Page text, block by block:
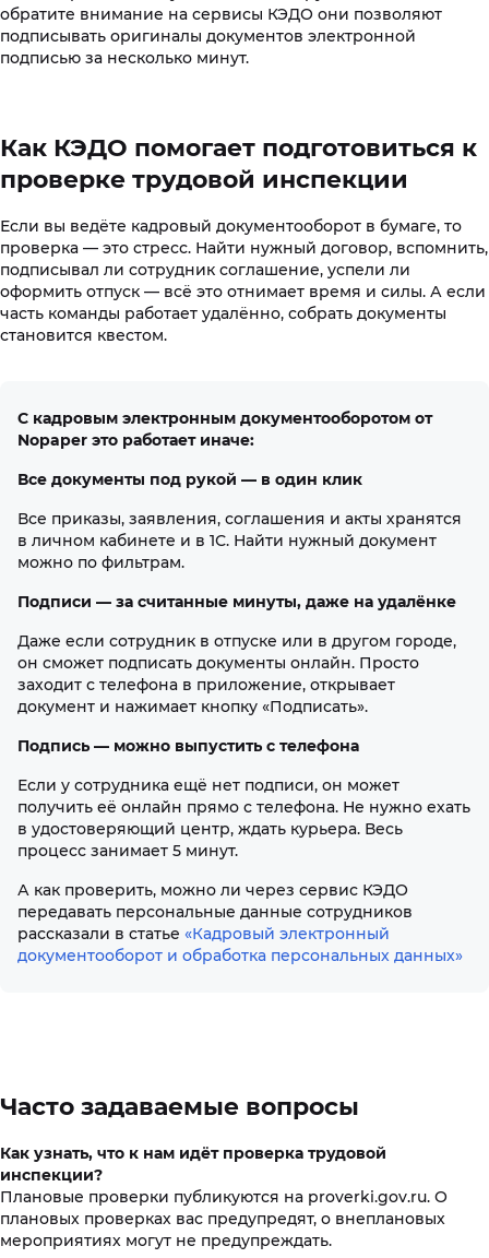
обратите внимание на сервисы КЭДО они позволяют
подписывать оригиналы документов электронной
подписью за несколько минут.
Как КЭДО помогает подготовиться к
проверке трудовой инспекции
Если вы ведёте кадровый документооборот в бумаге, то
проверка — это стресс. Найти нужный договор, вспомнить,
подписывал ли сотрудник соглашение, успели ли
оформить отпуск — всё это отнимает время и силы. А если
часть команды работает удалённо, собрать документы
становится квестом.
С кадровым электронным документооборотом от
Nopaper это работает иначе:
Все документы под рукой — в один клик
Все приказы, заявления, соглашения и акты хранятся
в личном кабинете и в 1С. Найти нужный документ
можно по фильтрам.
Подписи — за считанные минуты, даже на удалёнке
Даже если сотрудник в отпуске или в другом городе,
он сможет подписать документы онлайн. Просто
заходит с телефона в приложение, открывает
документ и нажимает кнопку «Подписать».
Подпись — можно выпустить с телефона
Если у сотрудника ещё нет подписи, он может
получить её онлайн прямо с телефона. Не нужно ехать
в удостоверяющий центр, ждать курьера. Весь
процесс занимает 5 минут.
А как проверить, можно ли через сервис КЭДО
передавать персональные данные сотрудников
рассказали в статье «Кадровый электронный
документооборот и обработка персональных данных»
Часто задаваемые вопросы
Как узнать, что к нам идёт проверка трудовой
инспекции?
Плановые проверки публикуются на proverki.gov.ru. О
плановых проверках вас предупредят, о внеплановых
мероприятиях могут не предупреждать.